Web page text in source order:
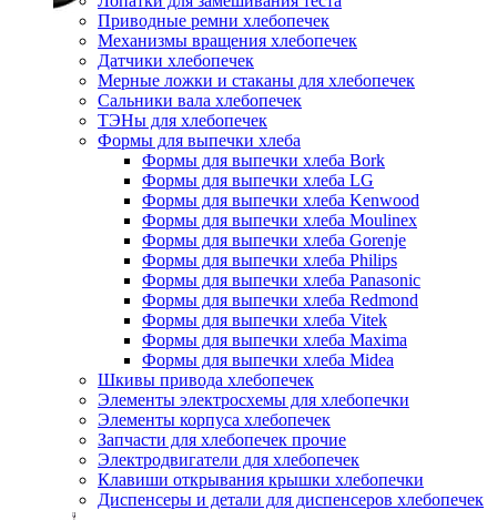
Приводные ремни хлебопечек
Механизмы вращения хлебопечек
Датчики хлебопечек
Мерные ложки и стаканы для хлебопечек
Сальники вала хлебопечек
ТЭНы для хлебопечек
Формы для выпечки хлеба
Формы для выпечки хлеба Bork
Формы для выпечки хлеба LG
Формы для выпечки хлеба Kenwood
Формы для выпечки хлеба Moulinex
Формы для выпечки хлеба Gorenje
Формы для выпечки хлеба Philips
Формы для выпечки хлеба Panasonic
Формы для выпечки хлеба Redmond
Формы для выпечки хлеба Vitek
Формы для выпечки хлеба Maxima
Формы для выпечки хлеба Midea
Шкивы привода хлебопечек
Элементы электросхемы для хлебопечки
Элементы корпуса хлебопечек
Запчасти для хлебопечек прочие
Электродвигатели для хлебопечек
Клавиши открывания крышки хлебопечки
Диспенсеры и детали для диспенсеров хлебопечек